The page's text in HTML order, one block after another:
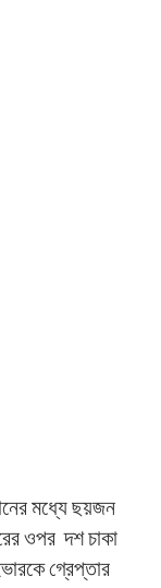
মধ্যে ছয়জন
ওপর দশ চাকা
গ্রেপ্তার